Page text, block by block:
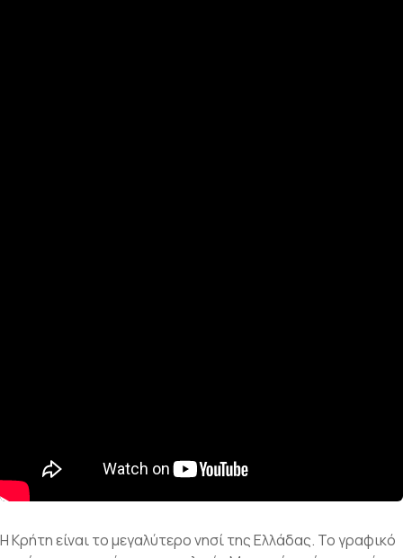
Η Κρήτη είναι το μεγαλύτερο νησί της Ελλάδας. Το γραφικό